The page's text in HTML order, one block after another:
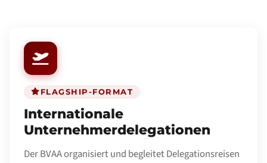
FLAGSHIP-FORMAT
Internationale
Unternehmerdelegationen
Der BVAA organisiert und begleitet Delegationsreisen